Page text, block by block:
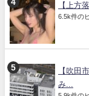
【上方
6.5k件の
【吹田
み...